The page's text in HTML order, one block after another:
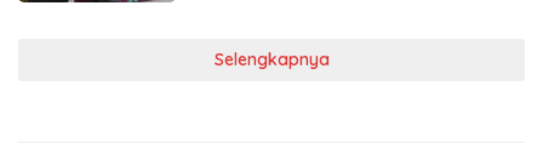
Selengkapnya